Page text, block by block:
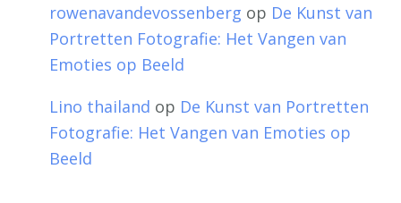
rowenavandevossenberg op De Kunst van
Portretten Fotografie: Het Vangen van
Emoties op Beeld
Lino thailand op De Kunst van Portretten
Fotografie: Het Vangen van Emoties op
Beeld